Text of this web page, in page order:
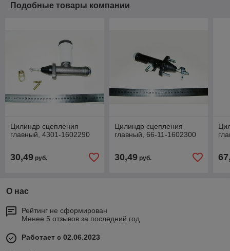
Подобные товары компании
Цилиндр сцепления
главный, 4301-1602290
30,49 руб.
Цилиндр сцепления
главный, 66-11-1602300
30,49руб.
О нас
Рейтинг не сформирован
Менее 5 отзывов за последний год
Работает с 02.06.2023